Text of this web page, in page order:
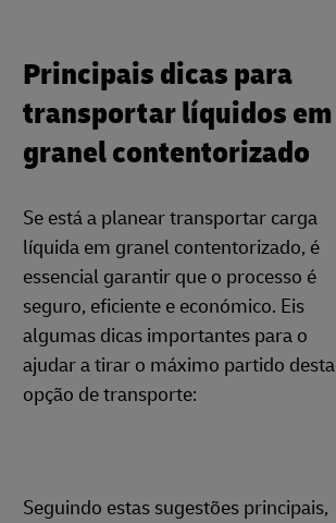
Principais dicas para
transportar líquidos em
granel contentorizado
Se está a planear transportar carga
líquida em granel contentorizado, é
essencial garantir que o processo é
seguro, eficiente e económico. Eis
algumas dicas importantes para o
ajudar a tirar o máximo partido desta
opção de transporte:
Seguindo estas sugestões principais,